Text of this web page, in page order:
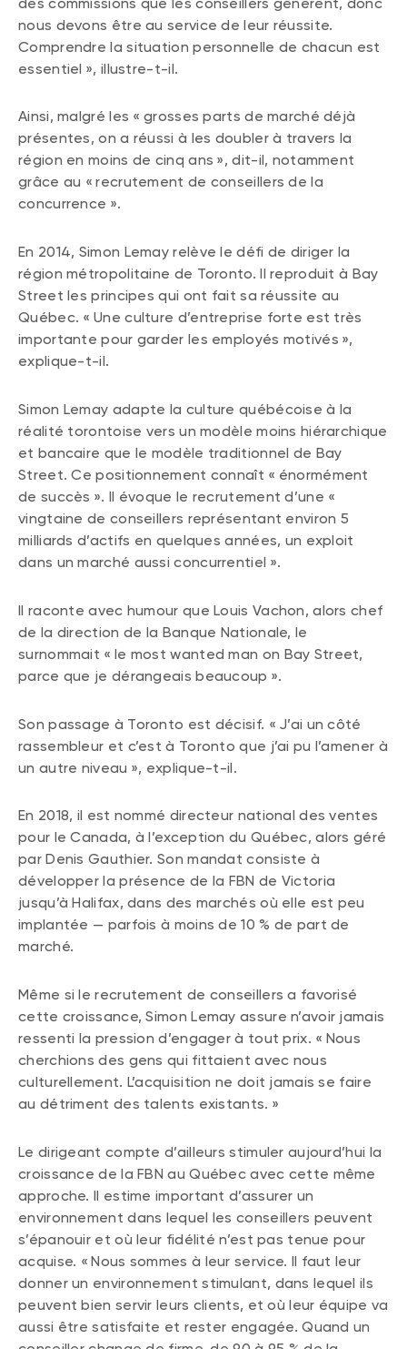
nous devons être au service de leur réussite.
Comprendre la situation personnelle de chacun est
essentiel », illustre-t-il.
Ainsi, malgré les « grosses parts de marché déjà
présentes, on a réussi à les doubler à travers la
région en moins de cinq ans », dit-il, notamment
grâce au « recrutement de conseillers de la
concurrence ».
En 2014, Simon Lemay relève le défi de diriger la
région métropolitaine de Toronto. Il reproduit à Bay
Street les principes qui ont fait sa réussite au
Québec. « Une culture d’entreprise forte est très
importante pour garder les employés motivés »,
explique-t-il.
Simon Lemay adapte la culture québécoise à la
réalité torontoise vers un modèle moins hiérarchique
et bancaire que le modèle traditionnel de Bay
Street. Ce positionnement connaît « énormément
de succès ». Il évoque le recrutement d’une «
vingtaine de conseillers représentant environ 5
milliards d’actifs en quelques années, un exploit
dans un marché aussi concurrentiel ».
Il raconte avec humour que Louis Vachon, alors chef
de la direction de la Banque Nationale, le
surnommait « le most wanted man on Bay Street,
parce que je dérangeais beaucoup ».
Son passage à Toronto est décisif. « J’ai un côté
rassembleur et c’est à Toronto que j’ai pu l’amener à
un autre niveau », explique-t-il.
En 2018, il est nommé directeur national des ventes
pour le Canada, à l’exception du Québec, alors géré
par Denis Gauthier. Son mandat consiste à
développer la présence de la FBN de Victoria
jusqu’à Halifax, dans des marchés où elle est peu
implantée — parfois à moins de 10 % de part de
marché.
Même si le recrutement de conseillers a favorisé
cette croissance, Simon Lemay assure n’avoir jamais
ressenti la pression d’engager à tout prix. « Nous
cherchions des gens qui fittaient avec nous
culturellement. L’acquisition ne doit jamais se faire
au détriment des talents existants. »
Le dirigeant compte d’ailleurs stimuler aujourd’hui la
croissance de la FBN au Québec avec cette même
approche. Il estime important d’assurer un
environnement dans lequel les conseillers peuvent
s’épanouir et où leur fidélité n’est pas tenue pour
acquise. « Nous sommes à leur service. Il faut leur
donner un environnement stimulant, dans lequel ils
peuvent bien servir leurs clients, et où leur équipe va
aussi être satisfaite et rester engagée. Quand un